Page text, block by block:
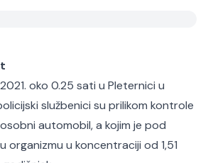
oko 0.25 sati u Pleternici u
službenici su prilikom kontrole
automobil, a kojim je pod
organizmu u koncentraciji od 1,51